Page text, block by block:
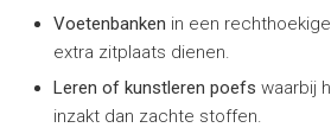
Voetenbanken in een
extra zitplaats dienen.
Leren of kunstleren poefs waarbij
inzakt dan zachte stoffen.